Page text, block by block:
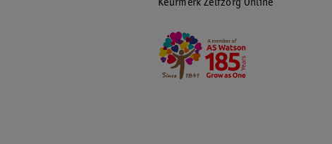
gebruiksaanwijzing door. Voer
Keurmerk Zelfzorg Online